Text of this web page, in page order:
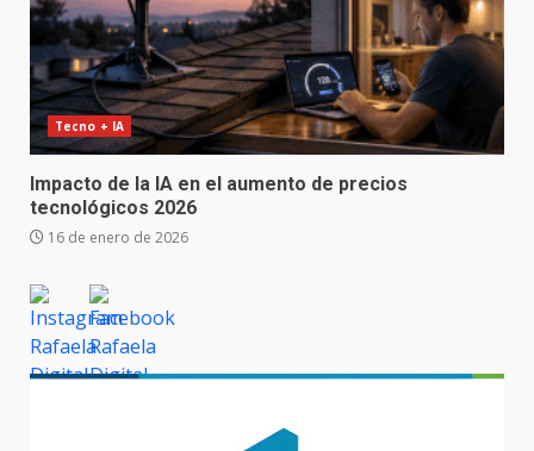
Tecno + IA
Impacto de la IA en el aumento de precios
tecnológicos 2026
16 de enero de 2026